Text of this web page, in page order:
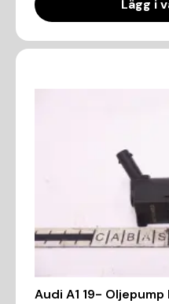
Lägg i
Audi A1 19-